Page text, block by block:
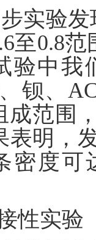
实验
至0.8
验中我
钡、
成范围
表明，
密度可
性实验